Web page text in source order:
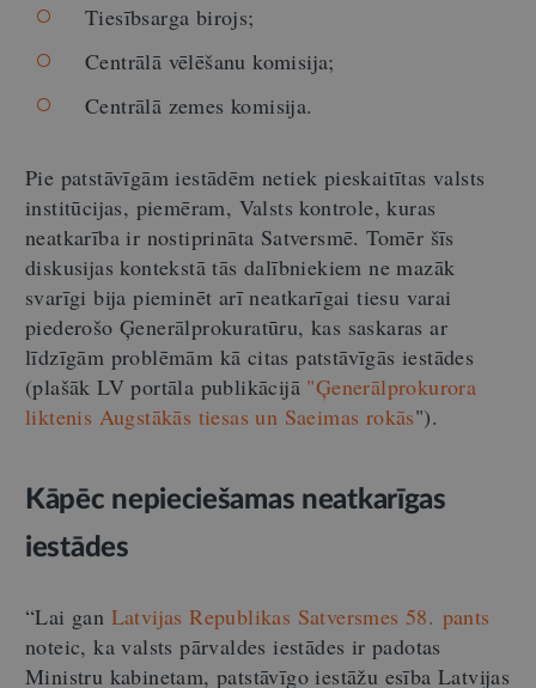
Tiesībsarga birojs;
Centrālā vēlēšanu komisija;
Centrālā zemes komisija.
Pie patstāvīgām iestādēm netiek pieskaitītas valsts
institūcijas, piemēram, Valsts kontrole, kuras
neatkarība ir nostiprināta Satversmē. Tomēr šīs
diskusijas kontekstā tās dalībniekiem ne mazāk
svarīgi bija pieminēt arī neatkarīgai tiesu varai
piederošo Ģenerālprokuratūru, kas saskaras ar
līdzīgām problēmām kā citas patstāvīgās iestādes
(plašāk LV portāla publikācijā "Ģenerālprokurora
liktenis Augstākās tiesas un Saeimas rokās").
Kāpēc nepieciešamas neatkarīgas
iestādes
“Lai gan Latvijas Republikas Satversmes 58. pants
noteic, ka valsts pārvaldes iestādes ir padotas
Ministru kabinetam, patstāvīgo iestāžu esība Latvijas